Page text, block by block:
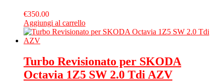
€350.00
Aggiungi al carrello
Turbo Revisionato per SKODA
Octavia 1Z5 SW 2.0 Tdi AZV